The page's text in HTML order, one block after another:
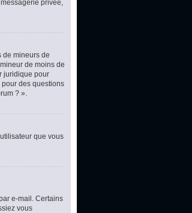
privée,
de mineurs de
de moins de
juridique pour
des questions
? ».
que vous
e-mail. Certains
vous